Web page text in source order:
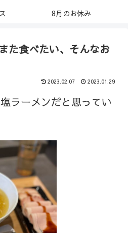
8月のお休み
た食べたい、そんなお
2023.02.07 2023.01.29
ラーメンだと思ってい